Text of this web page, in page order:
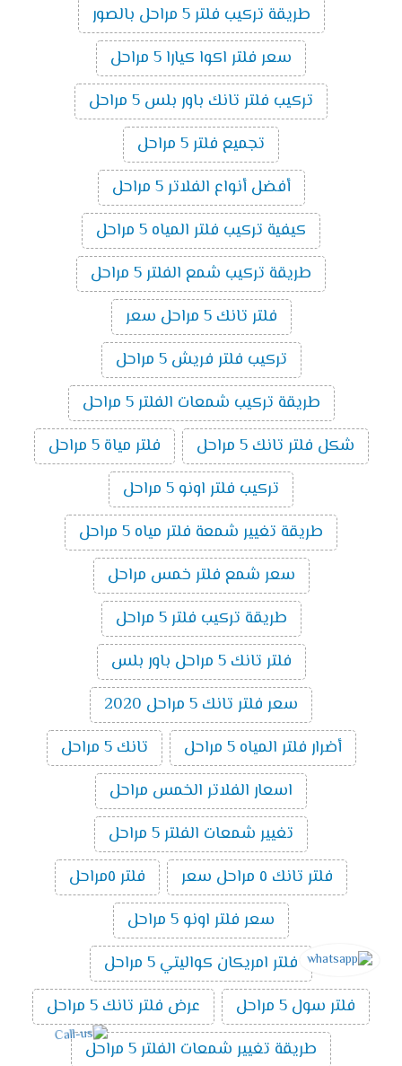
طريقة تركيب فلتر 5 مراحل بالصور
سعر فلتر اكوا كيارا 5 مراحل
تركيب فلتر تانك باور بلس 5 مراحل
تجميع فلتر 5 مراحل
أفضل أنواع الفلاتر 5 مراحل
كيفية تركيب فلتر المياه 5 مراحل
طريقة تركيب شمع الفلتر 5 مراحل
فلتر تانك 5 مراحل سعر
تركيب فلتر فريش 5 مراحل
طريقة تركيب شمعات الفلتر 5 مراحل
شكل فلتر تانك 5 مراحل
فلتر مياة 5 مراحل
تركيب فلتر اونو 5 مراحل
طريقة تغيير شمعة فلتر مياه 5 مراحل
سعر شمع فلتر خمس مراحل
طريقة تركيب فلتر 5 مراحل
فلتر تانك 5 مراحل باور بلس
سعر فلتر تانك 5 مراحل 2020
أضرار فلتر المياه 5 مراحل
تانك 5 مراحل
اسعار الفلاتر الخمس مراحل
تغيير شمعات الفلتر 5 مراحل
فلتر تانك ٥ مراحل سعر
فلتر ٥مراحل
سعر فلتر اونو 5 مراحل
فلتر امريكان كواليتي 5 مراحل
فلتر سول 5 مراحل
عرض فلتر تانك 5 مراحل
طريقة تغيير شمعات الفلتر 5 مراحل